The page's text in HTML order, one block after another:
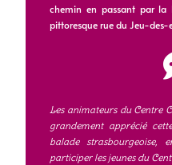
chemin en passant par la
pittoresque rue du Jeu-des-
Les animateurs du Centre
grandement apprécié
balade
participer les jeunes du